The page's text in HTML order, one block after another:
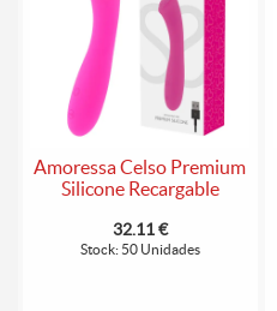
Amoressa Celso Premium
Silicone Recargable
32.11 €
Stock: 50 Unidades